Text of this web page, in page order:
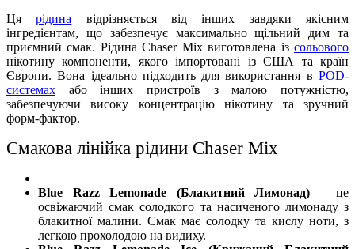
Цярідина відрізняється від інших завдяки якісним
інгредієнтам, що забезпечує максимально щільний дим та
приємний смак. Рідина Chaser Mix виготовлена із сольового
нікотину компоненти, якого імпортовані із США та країн
Європи. Вона ідеально підходить для використання в POD-
системах або інших пристроїв з малою потужністю,
забезпечуючи високу концентрацію нікотину та зручний
форм-фактор.
Смакова лінійка рідини Chaser Mix
Blue Razz Lemonade (Блакитний Лимонад) – це
освіжаючий смак солодкого та насиченого лимонаду з
блакитної малини. Смак має солодку та кислу ноти, з
легкою прохолодою на видиху.